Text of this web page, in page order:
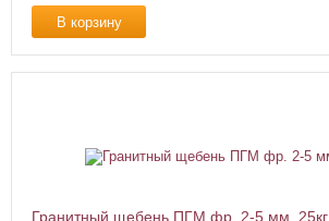
В корзину
Гранитный щебень ПГМ фр. 2-5 мм, 25кг